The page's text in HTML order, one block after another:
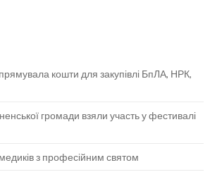
кошти для закупівлі БпЛА, НРК,
громади взяли участь у фестивалі
з професійним святом